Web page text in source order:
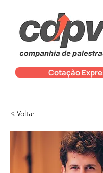
Cotação
< Voltar